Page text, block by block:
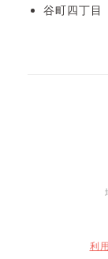
谷町四丁目
利